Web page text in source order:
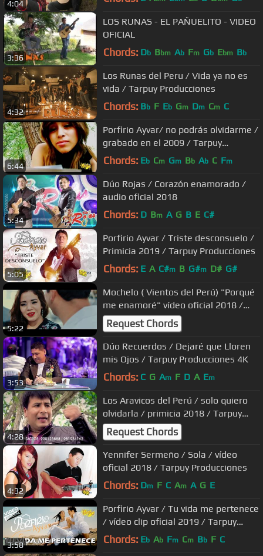
4:04
3:36
LOS RUNAS - EL PAÑUELITO - VIDEO
OFICIAL
Chords: Db Bbm Ab Fm Gb Ebm Bb
4:32
Los Runas del Peru / Vida ya no es
vida / Tarpuy Producciones
Chords: Bb F Eb Gm Dm Cm C
6:44
Porfirio Ayvar/ no podrás olvidarme /
grabado en el 2009 / Tarpuy
Producciones
Chords: Eb Cm Gm Bb Ab C Fm
5:34
Dúo Rojas / Corazón enamorado /
audio oficial 2018
Chords: D Bm A G B E C#
5:05
Porfirio Ayvar / Triste desconsuelo /
Primicia 2019 / Tarpuy Producciones
Chords: E A C#m B G#m D# G#
5:22
Mochelo ( Vientos del Perú) "Porqué
me enamoré" vídeo oficial 2018 /
Tarpuy Producciones
Request Chords
3:53
Dúo Recuerdos / Dejaré que Lloren
mis Ojos / Tarpuy Producciones 4K
Chords: C G Am F D A Em
4:28
Los Aravicos del Perú / solo quiero
olvidarla / primicia 2018 / Tarpuy
Producciones
Request Chords
4:32
Yennifer Sermeño / Sola / vídeo
oficial 2018 / Tarpuy Producciones
Chords: Dm F C Am A G E
3:58
Porfirio Ayvar / Tu vida me pertenece
/ vídeo clip oficial 2019 / Tarpuy
Producciones
Chords: Eb Ab Fm Cm Bb F C